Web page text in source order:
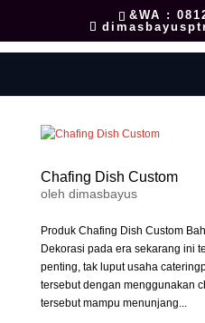
&WA :
Chafing Dish Custom
oleh dimasbayus
Produk Chafing Dish Custom
Dekorasi pada era sekarang ini
penting, tak luput usaha
tersebut dengan menggunakan
tersebut mampu menunjang...